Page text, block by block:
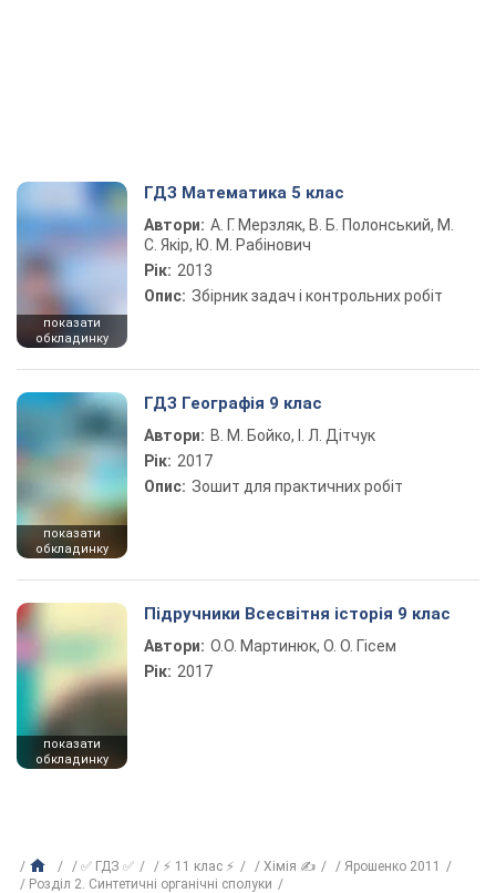
показати
обкладинку
ГДЗ Математика 5 клас
Автори: А. Г. Мерзляк, В. Б. Полонський, М.
С. Якір, Ю. М. Рабінович
Рік: 2013
Опис: Збірник задач і контрольних робіт
показати
обкладинку
ГДЗ Географія 9 клас
Автори: В. М. Бойко, І. Л. Дітчук
Рік: 2017
Опис: Зошит для практичних робіт
показати
обкладинку
Підручники Всесвітня історія 9 клас
Автори: О.О. Мартинюк, О. О. Гісем
Рік: 2017
✅ ГДЗ ✅ ⚡ 11 клас ⚡ Хімія ✍
Ярошенко 2011
Розділ 2. Синтетичні органічні сполуки